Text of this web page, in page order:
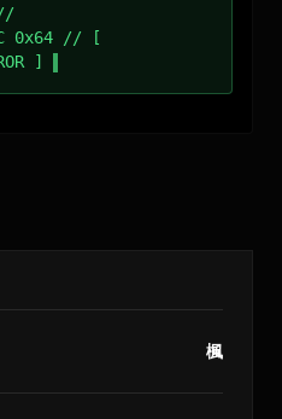
//
0x64 // [
]
楓